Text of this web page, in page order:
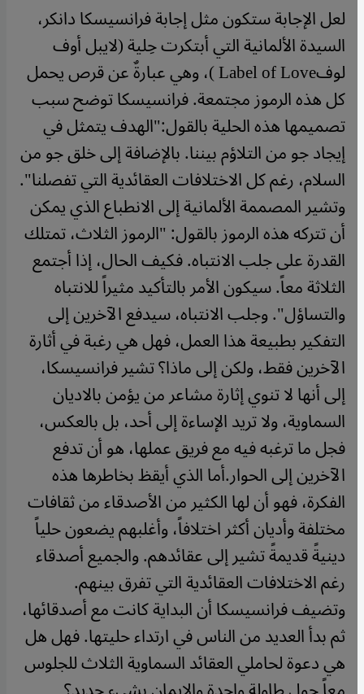
لعل الإجابة ستكون مثل إجابة فرانسيسكا دانكر،
السيدة الألمانية التي أبتكرت حِلية (لايبل أوف
لوفLabel of Love )، وهي عبارةٌ عن قرص يحمل
كل هذه الرموز مجتمعة. فرانسيسكا توضح سبب
تصميمها هذه الحلية بالقول:"الهدف يتمثل في
إيجاد جو من التلاؤم بيننا. بالإضافة إلى خلق جو من
السلام، رغم كل الاختلافات العقائدية التي تفصلنا".
وتشير المصممة الألمانية إلى الانطباع الذي يمكن
أن تتركه هذه الرموز بالقول: "الرموز الثلاث، تمتلك
القدرة على جلب الانتباه. فكيف الحال، إذا أجتمع
الثلاثة معاً. سيكون الأمر بالتأكيد مثيراً للانتباه
والتساؤل". وجلب الانتباه، سيدفع الآخرين إلى
التفكير بطبيعة هذا العمل، فهل هي رغبة في أثارة
الآخرين فقط، ولكن إلى ماذا؟ تشير فرانسيسكا،
إلى أنها لا تنوي إثارة مشاعر من يؤمن بالاديان
السماوية، ولا تريد الإساءة إلى أحد، بل بالعكس،
فجل ما ترغبه فيه مع فريق عملها، هو أن تدفع
الآخرين إلى الحوار.أما الذي أيقظ بخاطرها هذه
الفكرة، فهو أن لها الكثير من الأصدقاء من ثقافات
مختلفة وأديان أكثر اختلافاً، وأغلبهم يضعون حلياً
دينيةً قديمةً تشير إلى عقائدهم. والجميع أصدقاء
رغم الاختلافات العقائدية التي تفرق بينهم.
وتضيف فرانسيسكا أن البداية كانت مع أصدقائها،
ثم بدأ العديد من الناس في ارتداء حليتها. فهل هل
هي دعوة لحاملي العقائد السماوية الثلاث للجلوس